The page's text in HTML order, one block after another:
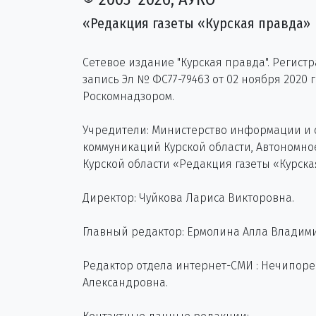
«Редакция газеты «Курская правда»
Сетевое издание "Курская правда".
запись Эл № ФС77-79463 от 02 ноября 2020
Роскомнадзором.
Учредители: Министерство информации и
коммуникаций Курской области,
Курской области «Редакция газеты
Директор: Чуйкова Лариса Викторовна.
Главный редактор: Ермолина Алла
Редактор отдела интернет-СМИ :
Александровна.